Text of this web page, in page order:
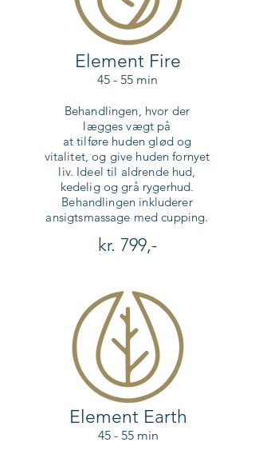
Element Fire
45 - 55 min
Behandlingen, hvor der
lægges vægt på
at tilføre huden glød og
vitalitet, og give huden fornyet
liv. Ideel til aldrende hud,
kedelig og grå rygerhud.
Behandlingen inkluderer
ansigtsmassage med cupping.
kr. 799,-
Element Earth
45 - 55 min